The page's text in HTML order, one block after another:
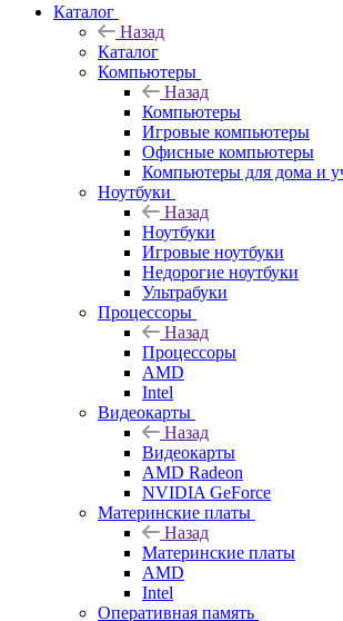
Каталог
Назад
Каталог
Компьютеры
Назад
Компьютеры
Игровые компьютеры
Офисные компьютеры
Компьютеры для дома и
Ноутбуки
Назад
Ноутбуки
Игровые ноутбуки
Недорогие ноутбуки
Ультрабуки
Процессоры
Назад
Процессоры
AMD
Intel
Видеокарты
Назад
Видеокарты
AMD Radeon
NVIDIA GeForce
Материнские платы
Назад
Материнские платы
AMD
Intel
Оперативная память